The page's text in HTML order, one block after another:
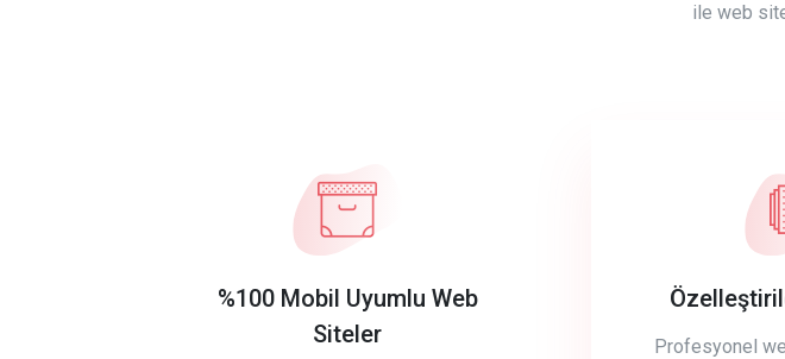
ile web
%100 Mobil Uyumlu Web
Siteler
Profesyonel